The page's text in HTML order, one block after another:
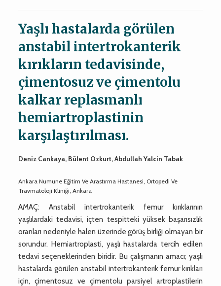
Yaşlı hastalarda görülen
anstabil intertrokanterik
kırıkların tedavisinde,
çimentosuz ve çimentolu
kalkar replasmanlı
hemiartroplastinin
karşılaştırılması.
Deniz Cankaya, Bülent Ozkurt, Abdullah Yalcin Tabak
Ankara Numune Eğitim Ve Arastırma Hastanesi, Ortopedi Ve
Travmatoloji Kliniği, Ankara
AMAÇ: Anstabil intertrokanterik femur kırıklarının
yaşlılardaki tedavisi, içten tespitteki yüksek başarısızlık
oranları nedeniyle halen üzerinde görüş birliği olmayan bir
sorundur. Hemiartroplasti, yaşlı hastalarda tercih edilen
tedavi seçeneklerinden biridir. Bu çalışmanın amacı; yaşlı
hastalarda görülen anstabil intertrokanterik femur kırıkları
için, çimentosuz ve çimentolu parsiyel artroplastilerin